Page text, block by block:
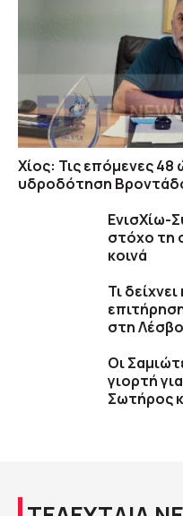
Χίος: Τις επόμενες
υδροδότηση
ΕνισΧίω-
στόχο τη
κοινά
Τι
στη Λέσβο
Οι
γιορτή
Σωτήρος